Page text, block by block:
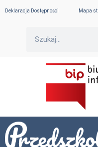
Deklaracja Dostępności Mapa